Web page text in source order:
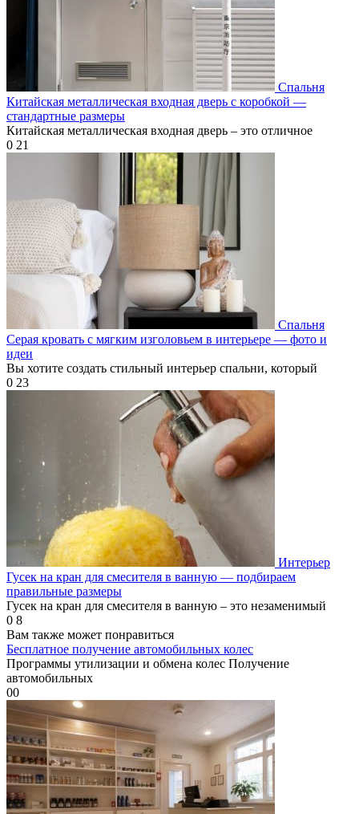
Спальня
Китайская металлическая входная дверь с коробкой —
стандартные размеры
Китайская металлическая входная дверь – это отличное
0 21
Спальня
Серая кровать с мягким изголовьем в интерьере — фото и
идеи
Вы хотите создать стильный интерьер спальни, который
0 23
Интерьер
Гусек на кран для смесителя в ванную — подбираем
правильные размеры
Гусек на кран для смесителя в ванную – это незаменимый
0 8
Вам также может понравиться
Бесплатное получение автомобильных колес
Программы утилизации и обмена колес Получение
автомобильных
00